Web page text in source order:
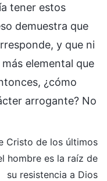
tener estos
demuestra que
y que ni
elemental que
¿cómo
arrogante? No
Cristo de los últimos
hombre es la raíz de
su resistencia a Dios